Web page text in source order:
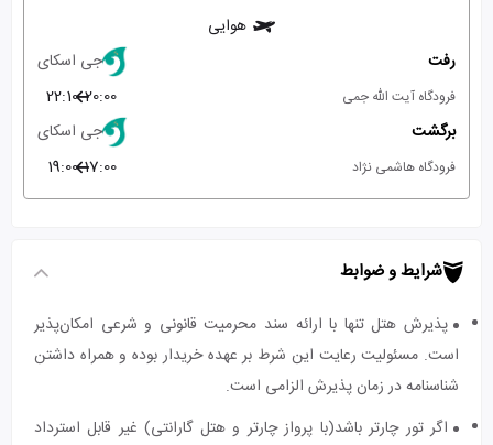
هوایی
رفت
جی اسکای
فرودگاه آیت الله جمی 20:00
22:10
برگشت
جی اسکای
فرودگاه هاشمی نژاد 17:00
19:00
شرایط و ضوابط
پذیرش هتل تنها با ارائه سند محرمیت قانونی و شرعی امکان‌پذیر
است. مسئولیت رعایت این شرط بر عهده خریدار بوده و همراه داشتن
شناسنامه در زمان پذیرش الزامی است.
اگر تور چارتر باشد(با پرواز چارتر و هتل گارانتی) غیر قابل استرداد